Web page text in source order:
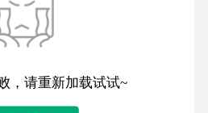
，请重新加载试试~